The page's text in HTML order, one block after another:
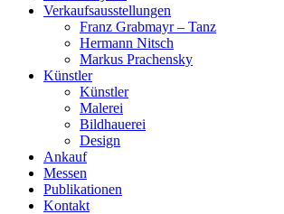
Verkaufsausstellungen
Franz Grabmayr – Tanz
Hermann Nitsch
Markus Prachensky
Künstler
Künstler
Malerei
Bildhauerei
Design
Ankauf
Messen
Publikationen
Kontakt